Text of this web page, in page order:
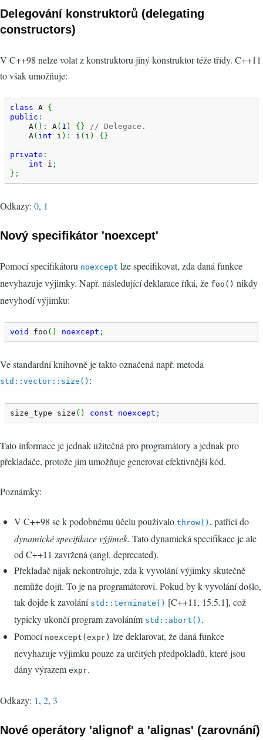
Delegování konstruktorů (delegating
constructors)
V C++98 nelze volat z konstruktoru jiný konstruktor téže třídy. C++11
to však umožňuje:
class A {
public :
    A
( ) : A( 1 ) { }
// Delegace.
    A
( int i ) : i ( i ) { }
private :
int i ;
} ;
Odkazy: 0, 1
Nový specifikátor 'noexcept'
Pomocí specifikátoru noexcept lze specifikovat, zda daná funkce
nevyhazuje výjimky. Např. následující deklarace říká, že foo() nikdy
nevyhodí výjimku:
void foo ( ) noexcept ;
Ve standardní knihovně je takto označená např. metoda
std::vector::size() :
size_type size ( ) const noexcept ;
Tato informace je jednak užitečná pro programátory a jednak pro
překladače, protože jim umožňuje generovat efektivnější kód.
Poznámky:
V C++98 se k podobnému účelu používalo throw() , patřící do
dynamické specifikace výjimek. Tato dynamická specifikace je ale
od C++11 zavržená (angl. deprecated).
Překladač nijak nekontroluje, zda k vyvolání výjimky skutečně
nemůže dojít. To je na programátorovi. Pokud by k vyvolání došlo,
tak dojde k zavolání std::terminate() [C++11, 15.5.1], což
typicky ukončí program zavoláním std::abort() .
Pomocí noexcept(expr) lze deklarovat, že daná funkce
nevyhazuje výjimku pouze za určitých předpokladů, které jsou
dány výrazem expr.
Odkazy: 1, 2, 3
Nové operátory 'alignof' a 'alignas' (zarovnání)